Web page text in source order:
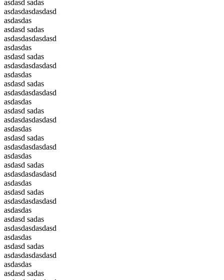
asdasd sadas
asdasdasdasdasd
asdasdas
asdasd sadas
asdasdasdasdasd
asdasdas
asdasd sadas
asdasdasdasdasd
asdasdas
asdasd sadas
asdasdasdasdasd
asdasdas
asdasd sadas
asdasdasdasdasd
asdasdas
asdasd sadas
asdasdasdasdasd
asdasdas
asdasd sadas
asdasdasdasdasd
asdasdas
asdasd sadas
asdasdasdasdasd
asdasdas
asdasd sadas
asdasdasdasdasd
asdasdas
asdasd sadas
asdasdasdasdasd
asdasdas
asdasd sadas